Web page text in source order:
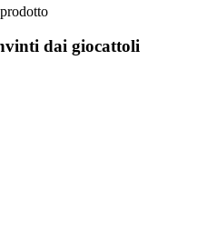
dai giocattoli